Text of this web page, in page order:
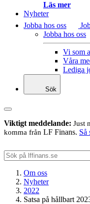
Läs mer
Nyheter
Jobba hos oss
Jobba hos oss
Vi som
Våra
Lediga
Sök
Viktigt meddelande: Just
komma från LF Finans. Så
Om oss
Nyheter
2022
Satsa på hållbart